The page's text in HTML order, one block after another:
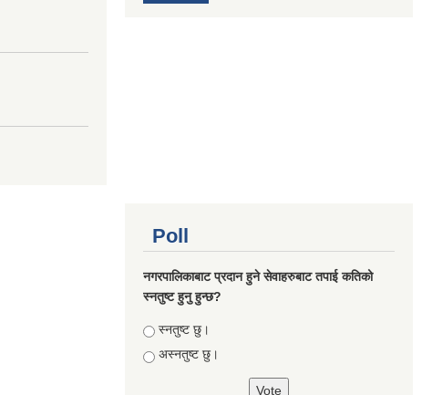
Poll
नगरपालिकाबाट प्रदान हुने सेवाहरुबाट तपाई कतिको
स्नतुष्ट हुनु हुन्छ?
Choices
स्नतुष्ट छु।
अस्नतुष्ट छु।